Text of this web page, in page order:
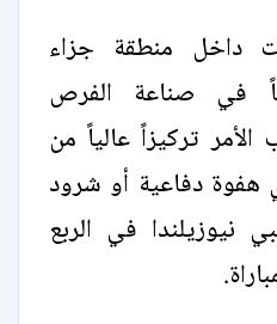
داخل منطقة جزاء
في صناعة الفرص
تركيزاً عالياً من
هفوة دفاعية أو شرود
في الربع